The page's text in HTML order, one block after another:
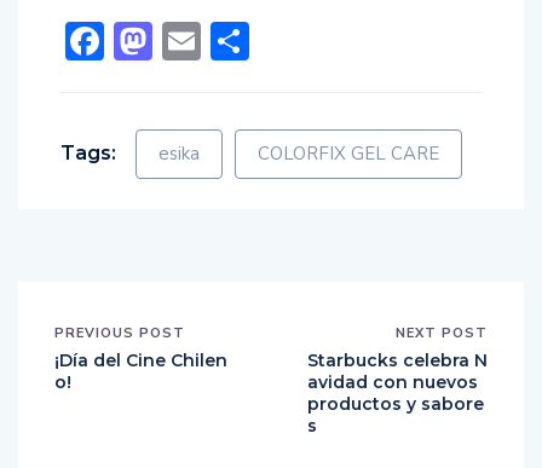
Facebook
Mastodon
Email
Tags: esika COLORFIX GEL CARE
PREVIOUS POST
¡Día del Cine Chilen
o!
NEXT POST
Starbucks celebra N
avidad con nuevos
productos y sabore
s